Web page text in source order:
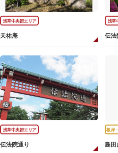
浅草中央部エリア
天祐庵
浅草
伝法
浅草中央部エリア
伝法院通り
根岸
島田